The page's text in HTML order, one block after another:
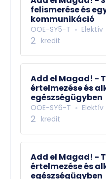
felismerése és
kommunikáció
OOE-SY5-T Elektív
2 kredit
Add el Magad! -
értelmezése és
egészségügyben
OOE-SY6-T Elektív
2 kredit
Add el Magad! -
értelmezése és
egészségügyben